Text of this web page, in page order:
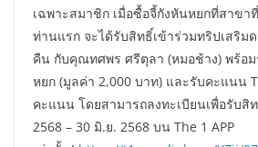
เฉพาะสมาชิก เมื่อซื้อจี้กังหันหยกที่สาขา
ท่านแรก จะได้รับสิทธิ์เข้าร่วมทริปเสริม
คืน กับคุณทศพร ศรีตุลา (หมอช้าง) พร้อ
หยก (มูลค่า 2,000 บาท) และรับคะแนน
คะแนน โดยสามารถลงทะเบียนเพื่อรับสิ
2568 – 30 มิ.ย. 2568 บน The 1 APP